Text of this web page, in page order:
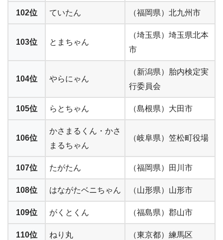
102位 ていたん （福岡県）北九州市
103位 とまちゃん
（埼玉県）埼玉県北本
市
104位 やらにゃん
（新潟県）胎内検定実
行委員会
105位 らとちゃん （島根県）大田市
106位
かさまるくん・かさ
まるちゃん
（岐阜県）笠松町役場
107位 たがたん （福岡県）田川市
108位 はながたベニちゃん （山形県）山形市
109位 がくとくん （福島県）郡山市
110位 ねり丸 （東京都）練馬区